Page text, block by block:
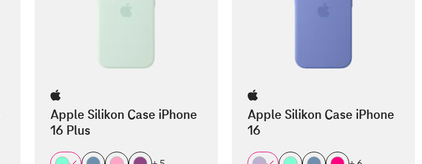
Apple Silikon Case iPhone
16 Plus
Apple Silikon Case iPhone
16